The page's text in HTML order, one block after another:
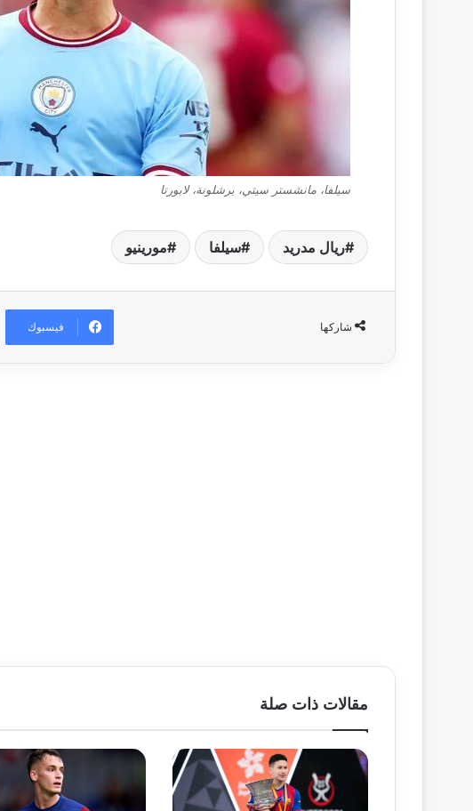
سيلفا، مانشستر سيتي، برشلونة، لابورتا
ريال مدريد سيلفا مورينيو
شاركها فيسبوك
مقالات ذات صلة